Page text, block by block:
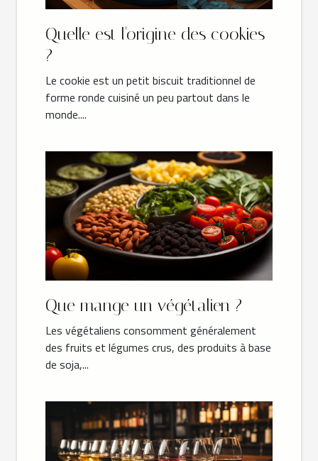
Quelle est l'origine des cookies
?
Le cookie est un petit biscuit traditionnel de
forme ronde cuisiné un peu partout dans le
monde....
Que mange un végétalien ?
Les végétaliens consomment généralement
des fruits et légumes crus, des produits à base
de soja,...